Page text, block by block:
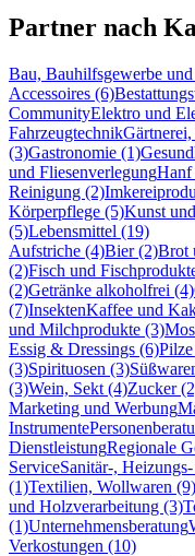
Partner nach
Bau, Bauhilfsgewerbe
Accessoires (6)
CommunityElektro und
Fahrzeugtechnik
(3)Gastronomie (1)
und FliesenverlegungHanf
Reinigung (2)
Körperpflege (5)Kunst
(5)Lebensmittel (19)
Aufstriche (4)Bier (2)Brot
(2)Fisch und
(2)Getränke alkoholfrei (4)
(7)InsektenKaffee und
und Milchprodukte (3)
Essig & Dressings (6)
(3)Spirituosen (3)
(3)Wein, Sekt (4)Zucker
Marketing und Werbung
Instrumente
DienstleistungRegionale
ServiceSanitär-,
(1)Textilien, Wollwaren (9)
und Holzverarbeitung (3)
(1)Unternehmensberatung
Verkostungen (10)